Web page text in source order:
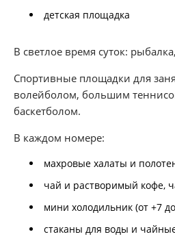
детская площадка
В светлое время суток:
Спортивные площадки для
волейболом, большим
баскетболом.
В каждом номере:
махровые халаты и
чай и растворимый кофе,
мини холодильник (от +7
стаканы для воды и